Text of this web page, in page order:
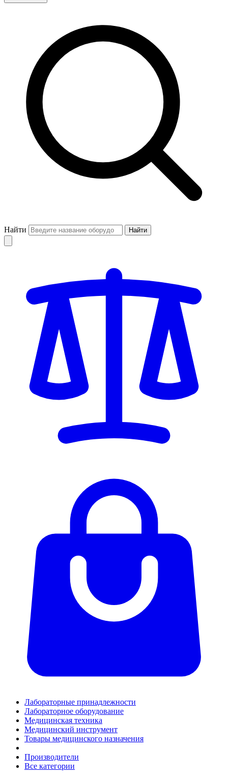
Найти Найти
Лабораторные принадлежности
Лабораторное оборудование
Медицинская техника
Медицинский инструмент
Товары медицинского назначения
Производители
Все категории